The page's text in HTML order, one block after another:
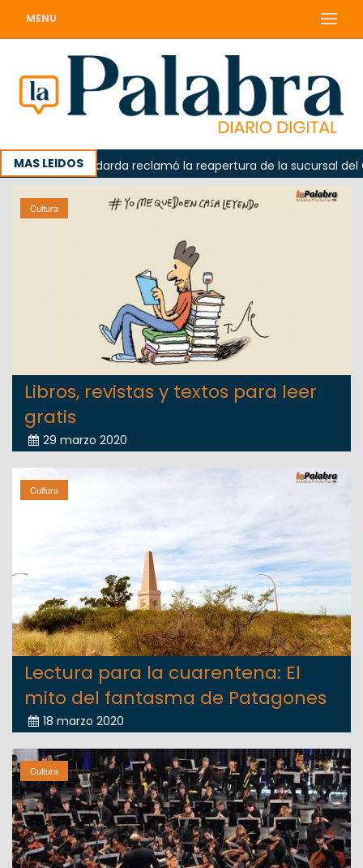
MENU
MAS LEIDOSOdarda reclamó la reapertura de la sucursal del
Cultura
Libros, revistas y textos para leer
gratis
29 marzo 2020
Cultura
Lectura para la cuarentena: El
mito del fantasma de Patagones
18 marzo 2020
Cultura